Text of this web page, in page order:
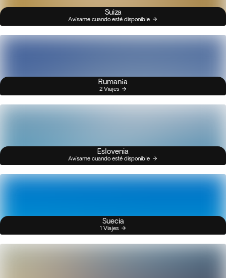
Suiza
Avísame cuando esté disponible
Rumanía
2 Viajes
Eslovenia
Avísame cuando esté disponible
Suecia
1 Viajes